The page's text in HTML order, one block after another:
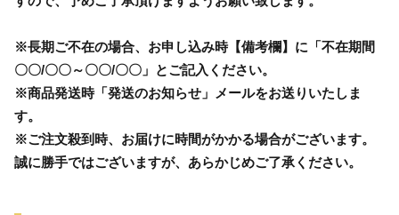
※長期ご不在の場合、お申し込み時【備考欄】に「不在期間
〇〇/〇〇～〇〇/〇〇」とご記入ください。
※商品発送時「発送のお知らせ」メールをお送りいたしま
す。
※ご注文殺到時、お届けに時間がかかる場合がございます。
誠に勝手ではございますが、あらかじめご了承ください。